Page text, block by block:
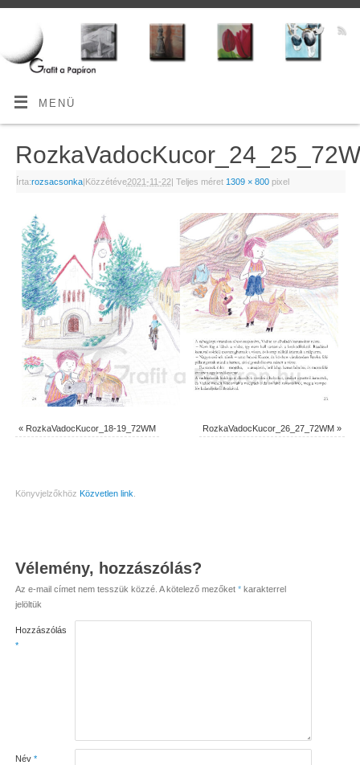
MENÜ
Írta:rozsacsonka|Közzétéve2021-11-22| Teljes méret 1309 × 800pixel
« RozkaVadocKucor_18-19_72WM RozkaVadocKucor_26_27_72WM »
Könyvjelzőkhöz Közvetlen link
Vélemény, hozzászólás?
Az e-mail címet nem tesszük közzé. A kötelező mezőket *karakterrel
jelöltük
Hozzászólás
*
Név *